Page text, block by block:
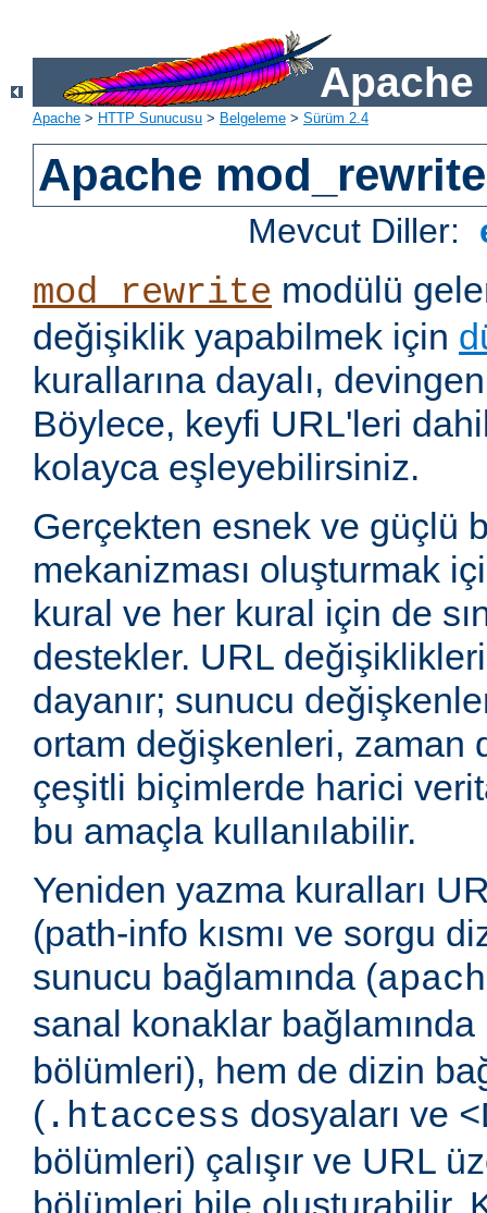
Apache
Apache > HTTP Sunucusu > Belgeleme > Sürüm 2.4
Apache mod_rewrite
Mevcut Diller:
mod_rewrite modülü
değişiklik yapabilmek için
kurallarına dayalı,
Böylece, keyfi URL'leri
kolayca eşleyebilirsiniz.
Gerçekten esnek ve güçlü
mekanizması oluşturmak
kural ve her kural için de
destekler. URL
dayanır; sunucu
ortam değişkenleri, zaman
çeşitli biçimlerde harici
bu amaçla kullanılabilir.
Yeniden yazma kuralları
(path-info kısmı ve sorgu
sunucu bağlamında (
sanal konaklar bağlamında
bölümleri), hem de dizin
( .htaccess dosyaları ve
bölümleri) çalışır ve URL
bölümleri bile oluşturabilir.